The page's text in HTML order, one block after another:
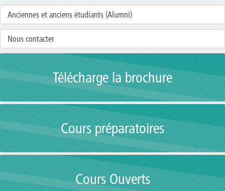
Anciennes et anciens étudiants (Alumni)
Nous contacter
Télécharge la brochure
Cours préparatoires
Cours Ouverts